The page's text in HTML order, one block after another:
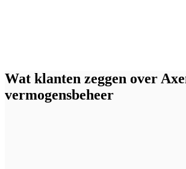
Wat klanten zeggen over
vermogensbeheer